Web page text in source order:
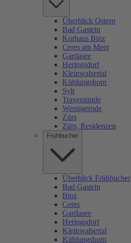
Überblick Ostern
Bad Gastein
Kurhaus Binz
Ceres am Meer
Gardasee
Heringsdorf
Kleinwalsertal
Kühlungsborn
Sylt
Travemünde
Wernigerode
Zürs
Zürs, Residenzen
Frühbucher
Überblick Frühbucher
Bad Gastein
Binz
Ceres
Gardasee
Heringsdorf
Kleinwalsertal
Kühlungsborn